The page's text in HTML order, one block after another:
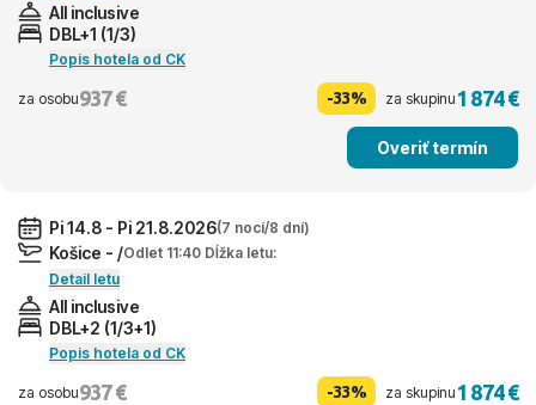
All inclusive
DBL+1 (1/3)
Popis hotela od CK
za osobu937 € -33% za skupinu1 874 €
Overiť termín
Pi 14.8 - Pi 21.8.2026(7 nocí/8 dní)
Košice - /Odlet 11:40 Dĺžka letu:
Detail letu
All inclusive
DBL+2 (1/3+1)
Popis hotela od CK
za osobu937 € -33% za skupinu1 874 €